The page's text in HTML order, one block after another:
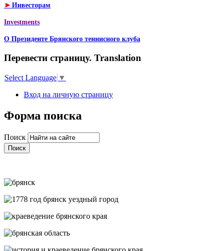
► Инвесторам
Investments
О Президенте Брянского теннисного клуба
Перевести страницу. Translation
Select Language ▼
Вход на личную страницу
Форма поиска
Поиск